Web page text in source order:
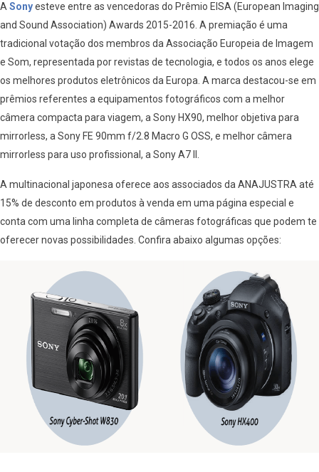
ASonyesteve entre as vencedoras do Prêmio EISA (European Imaging
and Sound Association) Awards 2015-2016. A premiação é uma
tradicional votação dos membros da Associação Europeia de Imagem
e Som, representada por revistas de tecnologia, e todos os anos elege
os melhores produtos eletrônicos da Europa. A marca destacou-se em
prêmios referentes a equipamentos fotográficos com a melhor
câmera compacta para viagem, a Sony HX90, melhor objetiva para
mirrorless, a Sony FE 90mm f/2.8 Macro G OSS, e melhor câmera
mirrorless para uso profissional, a Sony A7 II.
A multinacional japonesa oferece aos associados da ANAJUSTRA até
15% de desconto em produtos à venda em uma página especial e
conta com uma linha completa de câmeras fotográficas que podem te
oferecer novas possibilidades. Confira abaixo algumas opções: